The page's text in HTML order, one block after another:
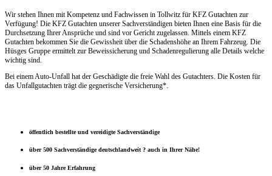
Wir stehen Ihnen mit Kompetenz und Fachwissen in Tollwitz für KFZ Gutachten zur
Verfügung! Die KFZ Gutachten unserer Sachverständigen bieten Ihnen eine Basis für die
Durchsetzung Ihrer Ansprüche und sind vor Gericht zugelassen. Mittels einem KFZ
Gutachten bekommen Sie die Gewissheit über die Schadenshöhe an Ihrem Fahrzeug. Die
Hüsges Gruppe ermittelt zur Beweissicherung und Schadenregulierung alle Details welche
wichtig sind.
Bei einem Auto-Unfall hat der Geschädigte die freie Wahl des Gutachters. Die Kosten für
das Unfallgutachten trägt die gegnerische Versicherung*.
öffentlich bestellte und vereidigte Sachverständige
über 500 Sachverständige deutschlandweit ? auch in Ihrer Nähe!
über 50 Jahre Erfahrung